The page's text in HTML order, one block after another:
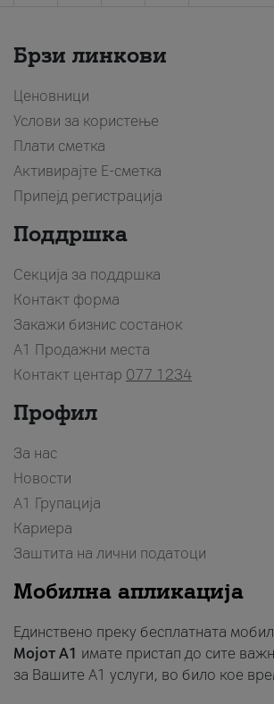
Брзи линкови
Ценовници
Услови за користење
Плати сметка
Активирајте Е-сметка
Припејд регистрација
Поддршка
Секција за поддршка
Контакт форма
Закажи бизнис состанок
A1 Продажни места
Контакт центар 077 1234
Профил
За нас
Новости
А1 Групација
Кариера
Заштита на лични податоци
Мобилна апликација
Единствено преку бесплатната
Мојот A1 имате пристап до сите
за Вашите A1 услуги, во било кое